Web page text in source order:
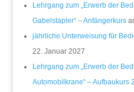
Lehrgang zum „Erwerb der
Gabelstapler“ – Anfängerkurs
jährliche Unterweisung für
22. Januar 2027
Lehrgang zum „Erwerb der
Automobilkrane“ – Aufbaukurs 2